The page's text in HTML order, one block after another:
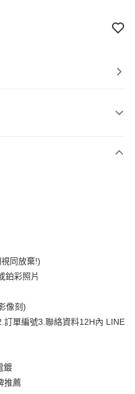
兆豐國際商業銀行
台中商業銀行
永豐商業銀行
星展（台灣）商業銀行
台北富邦商業銀行
兆豐國際商業銀行
華泰商業銀行
遠東國際商業銀行
永豐商業銀行
第一商業銀行
台北富邦商業銀行
台中商業銀行
華泰商業銀行
中國信託商業銀行
第一商業銀行
臺灣中小企業銀行
匯豐（台灣）商業銀行
玉山商業銀行
台新國際商業銀行
台灣樂天信用卡公司
同放棄!)
鉑彩照片
像刻)
單編號3.聯絡資料12H內 LINE
鍍
推薦